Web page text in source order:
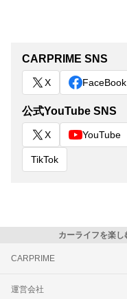
CARPRIME SNS
X FaceBook
公式YouTube SNS
X YouTube
TikTok
カーライフを楽
CARPRIME
運営会社